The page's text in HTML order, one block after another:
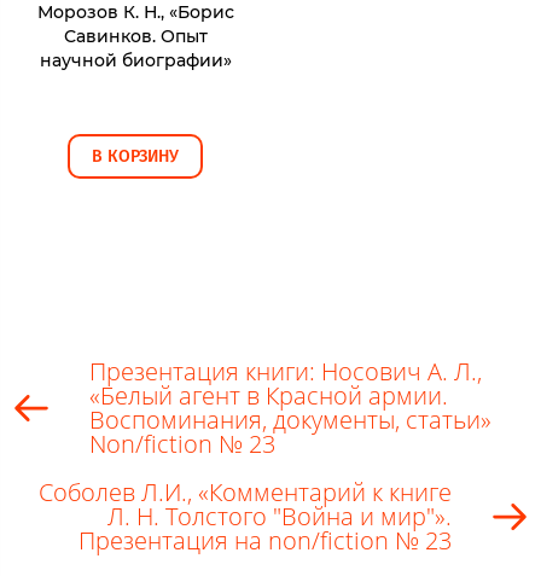
Морозов К. Н., «Борис
Савинков. Опыт
научной биографии»
В КОРЗИНУ
Презентация книги: Носович А. Л.,
«Белый агент в Красной армии.
Воспоминания, документы, статьи»
Non/fiction № 23
Соболев Л.И., «Комментарий к книге
Л. Н. Толстого "Война и мир"».
Презентация на non/fiction № 23